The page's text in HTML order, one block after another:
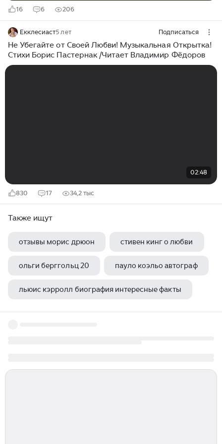
16 6 206
Екклесиаст5 лет Подписаться
Не Убегайте от Своей Любви! Музыкальная Открытка!
Стихи Борис Пастернак /Читает Владимир Фёдоров
02:48
830 17 34,2 тыс
Также ищут
отзывы морис дрюон стивен кинг о любви
ольги берггольц 20 пауло коэльо автограф
льюис кэрролл биография интересные факты